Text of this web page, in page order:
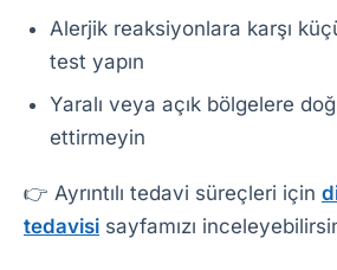
Alerjik reaksiyonlara karşı
test yapın
Yaralı veya açık bölgelere
ettirmeyin
👉 Ayrıntılı tedavi süreçleri için
tedavisi sayfamızı